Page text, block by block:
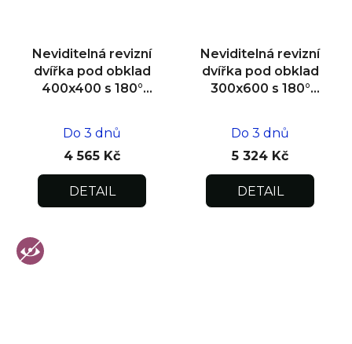
Neviditelná revizní
dvířka pod obklad
400x400 s 180°
Do 3 dnů
4 565 Kč
DETAIL
Neviditelná revizní
dvířka pod obklad
300x600 s 180°
Do 3 dnů
5 324 Kč
DETAIL